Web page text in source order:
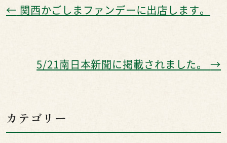
← 関西かごしまファンデーに出店します。
5/21南日本新聞に掲載されました。→
カテゴリー